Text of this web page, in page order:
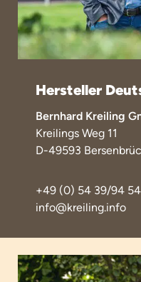
Hersteller
Bernhard Kreiling
Kreilings Weg 11
D-49593
+49 (0) 54 39/94
info@kreiling.info